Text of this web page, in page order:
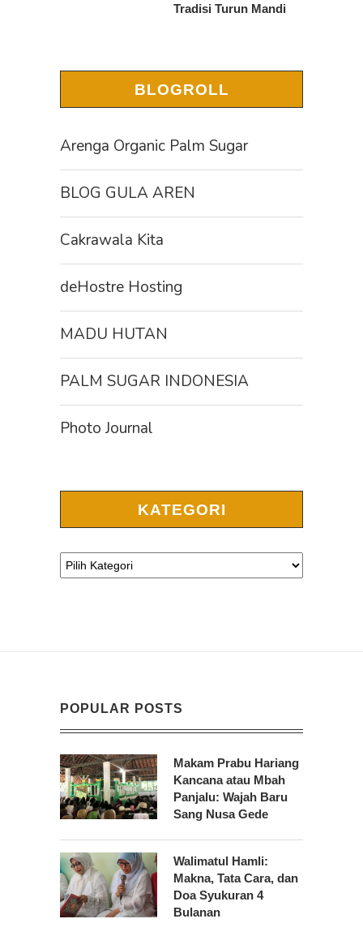
Tradisi Turun Mandi
BLOGROLL
Arenga Organic Palm Sugar
BLOG GULA AREN
Cakrawala Kita
deHostre Hosting
MADU HUTAN
PALM SUGAR INDONESIA
Photo Journal
KATEGORI
POPULAR POSTS
Makam Prabu Hariang
Kancana atau Mbah
Panjalu: Wajah Baru
Sang Nusa Gede
Walimatul Hamli:
Makna, Tata Cara, dan
Doa Syukuran 4
Bulanan